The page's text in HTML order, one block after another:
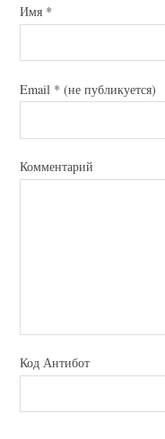
Имя *
Email * (не публикуется)
Комментарий
Код Антибот